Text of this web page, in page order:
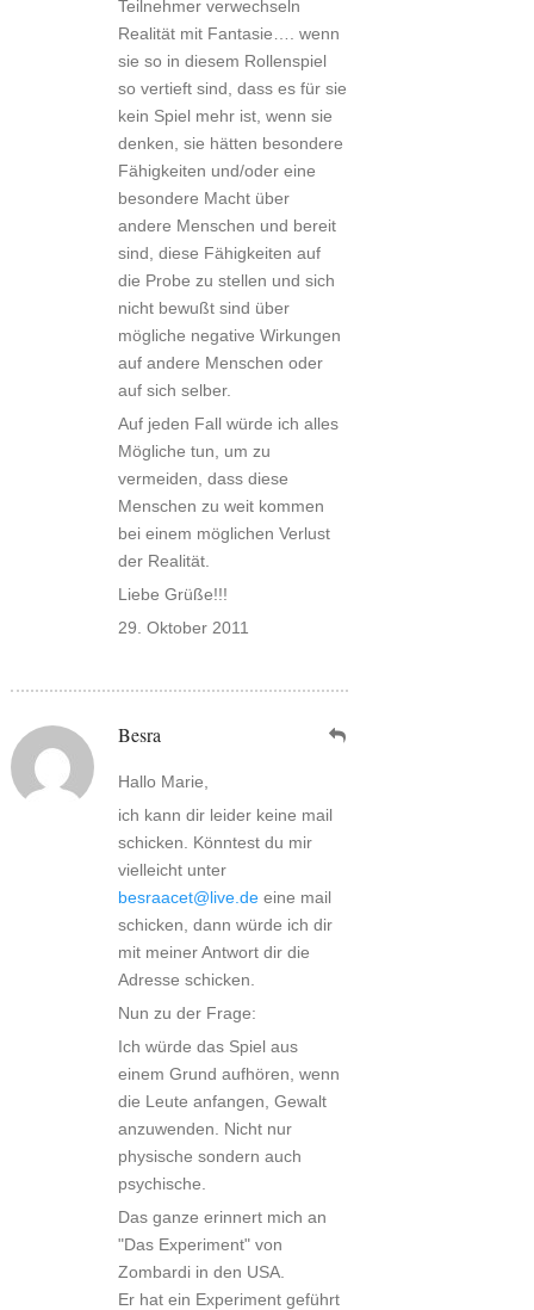
Teilnehmer verwechseln
Realität mit Fantasie…. wenn
sie so in diesem Rollenspiel
so vertieft sind, dass es für sie
kein Spiel mehr ist, wenn sie
denken, sie hätten besondere
Fähigkeiten und/oder eine
besondere Macht über
andere Menschen und bereit
sind, diese Fähigkeiten auf
die Probe zu stellen und sich
nicht bewußt sind über
mögliche negative Wirkungen
auf andere Menschen oder
auf sich selber.
Auf jeden Fall würde ich alles
Mögliche tun, um zu
vermeiden, dass diese
Menschen zu weit kommen
bei einem möglichen Verlust
der Realität.
Liebe Grüße!!!
29. Oktober 2011
Besra
Hallo Marie,
ich kann dir leider keine mail
schicken. Könntest du mir
vielleicht unter
besraacet@live.deeine mail
schicken, dann würde ich dir
mit meiner Antwort dir die
Adresse schicken.
Nun zu der Frage:
Ich würde das Spiel aus
einem Grund aufhören, wenn
die Leute anfangen, Gewalt
anzuwenden. Nicht nur
physische sondern auch
psychische.
Das ganze erinnert mich an
"Das Experiment" von
Zombardi in den USA.
Er hat ein Experiment geführt